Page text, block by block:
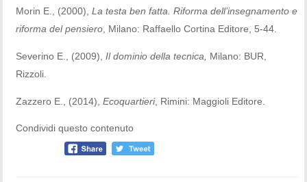
Morin E., (2000),La testa ben fatta. Riforma dell’insegnamento e
riforma del pensiero , Milano: Raffaello Cortina Editore, 5-44.
Severino E., (2009),Il dominio della tecnica, Milano: BUR,
Rizzoli.
Zazzero E., (2014),Ecoquartieri, Rimini: Maggioli Editore.
Condividi questo contenuto